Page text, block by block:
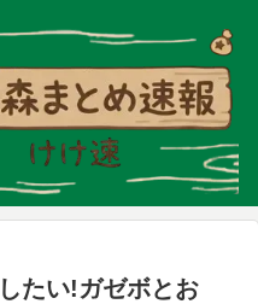
たい!ガゼボとお